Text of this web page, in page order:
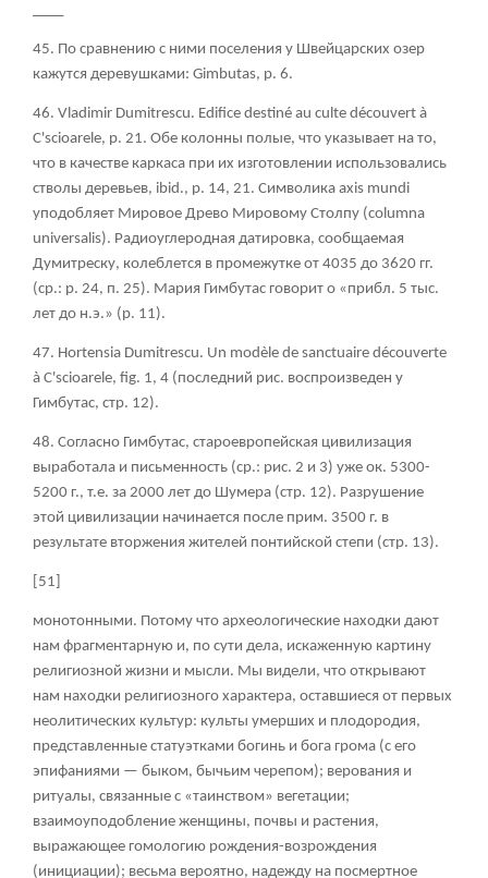
45. По сравнению с ними поселения у Швейцарских озер
кажутся деревушками: Gimbutas, p. 6.
46. Vladimir Dumitrescu. Edifice destiné au culte découvert à
C'scioarele, p. 21. Обе колонны полые, что указывает на то,
что в качестве каркаса при их изготовлении использовались
стволы деревьев, ibid., р. 14, 21. Символика axis mundi
уподобляет Мировое Древо Мировому Столпу (columna
universalis). Радиоуглеродная датировка, сообщаемая
Думитреску, колеблется в промежутке от 4035 до 3620 гг.
(ср.: р. 24, п. 25). Мария Гимбутас говорит о «прибл. 5 тыс.
лет до н.э.» (р. 11).
47. Hortensia Dumitrescu. Un modèle de sanctuaire découverte
à C'scioarele, fig. 1, 4 (последний рис. воспроизведен у
Гимбутас, стр. 12).
48. Согласно Гимбутас, староевропейская цивилизация
выработала и письменность (ср.: рис. 2 и 3) уже ок. 5300-
5200 г., т.е. за 2000 лет до Шумера (стр. 12). Разрушение
этой цивилизации начинается после прим. 3500 г. в
результате вторжения жителей понтийской степи (стр. 13).
[51]
монотонными. Потому что археологические находки дают
нам фрагментарную и, по сути дела, искаженную картину
религиозной жизни и мысли. Мы видели, что открывают
нам находки религиозного характера, оставшиеся от первых
неолитических культур: культы умерших и плодородия,
представленные статуэтками богинь и бога грома (с его
эпифаниями — быком, бычьим черепом); верования и
ритуалы, связанные с «таинством» вегетации;
взаимоуподобление женщины, почвы и растения,
выражающее гомологию рождения-возрождения
(инициации); весьма вероятно, надежду на посмертное